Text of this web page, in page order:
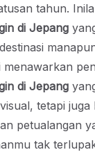
tahun.
di Jepang
di Jepang
tetapi juga
petualangan
tak